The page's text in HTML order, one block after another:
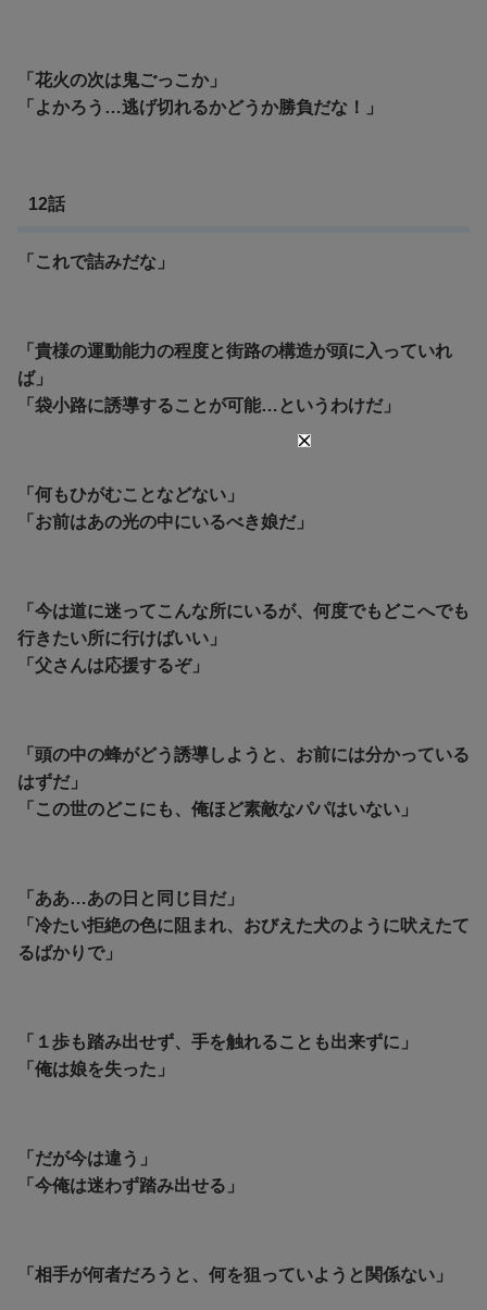
「花火の次は鬼ごっこか」
「よかろう…逃げ切れるかどうか勝負だな！」
12話
「これで詰みだな」
「貴様の運動能力の程度と街路の構造が頭に入っていれ
ば」
「袋小路に誘導することが可能…というわけだ」
「何もひがむことなどない」
「お前はあの光の中にいるべき娘だ」
「今は道に迷ってこんな所にいるが、何度でもどこへでも
行きたい所に行けばいい」
「父さんは応援するぞ」
「頭の中の蜂がどう誘導しようと、お前には分かっている
はずだ」
「この世のどこにも、俺ほど素敵なパパはいない」
「ああ…あの日と同じ目だ」
「冷たい拒絶の色に阻まれ、おびえた犬のように吠えたて
るばかりで」
「１歩も踏み出せず、手を触れることも出来ずに」
「俺は娘を失った」
「だが今は違う」
「今俺は迷わず踏み出せる」
「相手が何者だろうと、何を狙っていようと関係ない」